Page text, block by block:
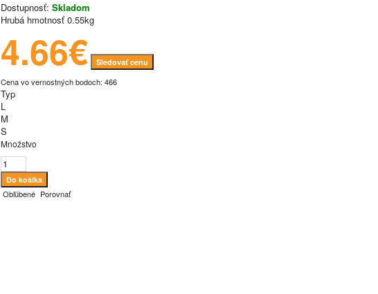
Dostupnosť: Skladom
Hrubá hmotnosť 0.55kg
4.66€ Sledovať cenu
Cena vo vernostných bodoch: 466
Typ
L
M
S
Množstvo
Obľúbené Porovnať